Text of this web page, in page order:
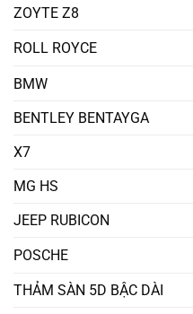
ZOYTE Z8
ROLL ROYCE
BMW
BENTLEY BENTAYGA
X7
MG HS
JEEP RUBICON
POSCHE
THẢM SÀN 5D BẬC DÀI